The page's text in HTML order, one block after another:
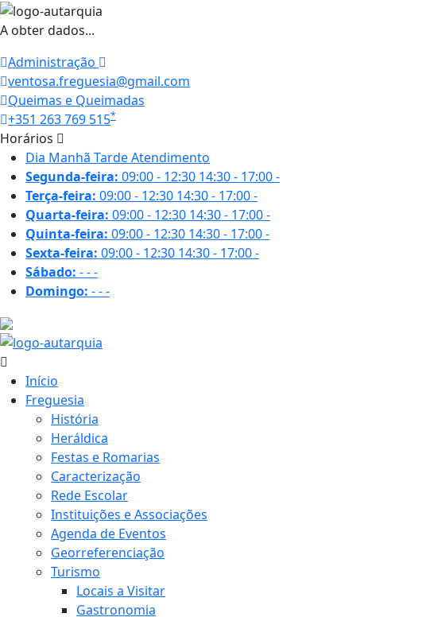
A obter dados...
Administração
ventosa.freguesia@gmail.com
Queimas e Queimadas
+351 263 769 515*
Horários
Dia Manhã TardeAtendimento
Segunda-feira: 09:00 - 12:30 14:30 - 17:00-
Terça-feira: 09:00 - 12:30 14:30 - 17:00-
Quarta-feira: 09:00 - 12:30 14:30 - 17:00-
Quinta-feira: 09:00 - 12:30 14:30 - 17:00-
Sexta-feira: 09:00 - 12:30 14:30 - 17:00-
Sábado: ---
Domingo: ---
Início
Freguesia
História
Heráldica
Festas e Romarias
Caracterização
Rede Escolar
Instituições e Associações
Agenda de Eventos
Georreferenciação
Turismo
Locais a Visitar
Gastronomia